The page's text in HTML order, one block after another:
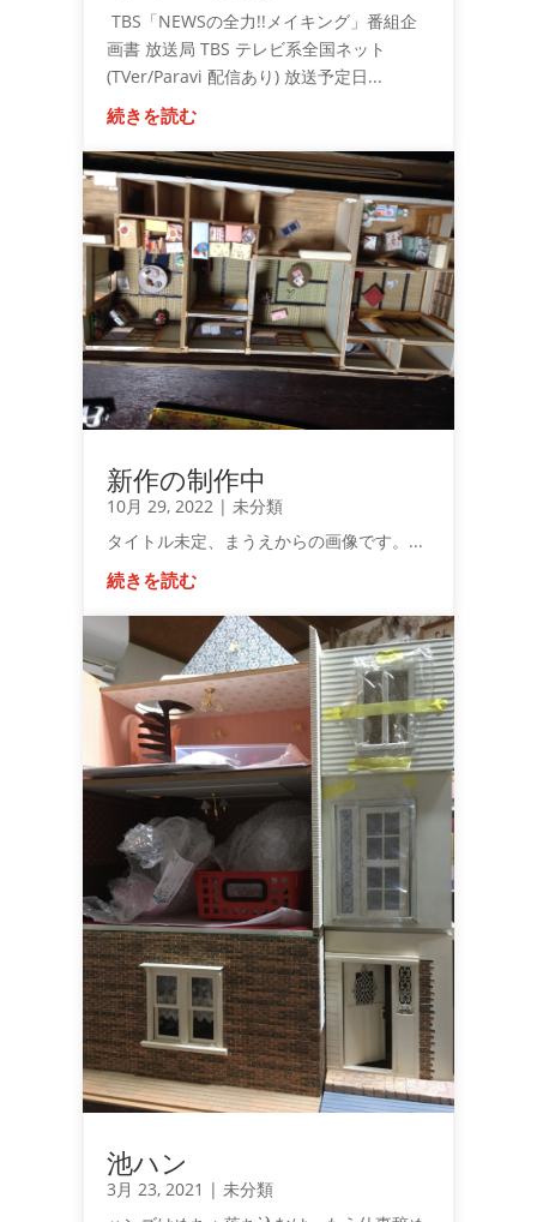
TBS「NEWSの全力!!メイキング」番組企
画書 放送局 TBS テレビ系全国ネット
(TVer/Paravi 配信あり) 放送予定日...
続きを読む
新作の制作中
10月 29, 2022| 未分類
タイトル未定、まうえからの画像です。...
続きを読む
池ハン
3月 23, 2021 | 未分類